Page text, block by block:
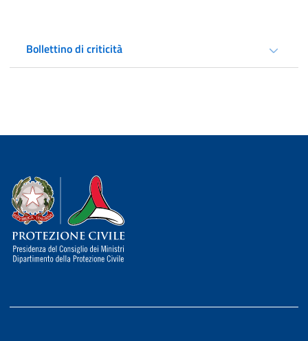
Bollettino di criticità
Dipartimento della Protezione Civile